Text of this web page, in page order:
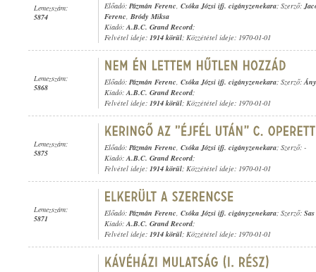
Lemezszám:
5874
Előadó: Pázmán Ferenc, Csóka Józsi ifj. cigányzenekara; Szerző:
Ferenc, Bródy Miksa
Kiadó:A.B.C. Grand Record;
Felvétel ideje: 1914 körül; Közzététel ideje: 1970-01-01
Lemezszám:
5868
Előadó: Pázmán Ferenc, Csóka Józsi ifj. cigányzenekara; Szerző:
Kiadó:A.B.C. Grand Record;
Felvétel ideje: 1914 körül; Közzététel ideje: 1970-01-01
Lemezszám:
5875
Előadó: Pázmán Ferenc, Csóka Józsi ifj. cigányzenekara; Szerző: -
Kiadó:A.B.C. Grand Record;
Felvétel ideje: 1914 körül; Közzététel ideje: 1970-01-01
Lemezszám:
5871
Előadó: Pázmán Ferenc, Csóka Józsi ifj. cigányzenekara; Szerző:
Kiadó:A.B.C. Grand Record;
Felvétel ideje: 1914 körül; Közzététel ideje: 1970-01-01